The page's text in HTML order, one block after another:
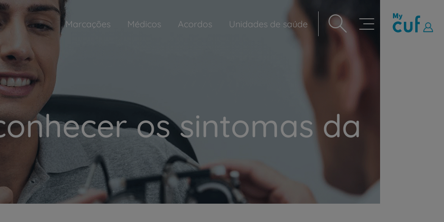
Navegação
principal
Marcações Médicos Acordos Unidades de saúde
os sintomas da